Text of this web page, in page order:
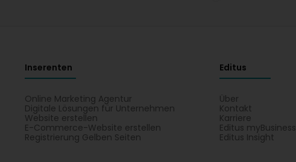
Inserenten
Online Marketing Agentur
Digitale Lösungen für Unternehmen
Website erstellen
E-Commerce-Website erstellen
Registrierung Gelben Seiten
Editus
Über
Kontakt
Karriere
Editus myBusiness
Editus Insight